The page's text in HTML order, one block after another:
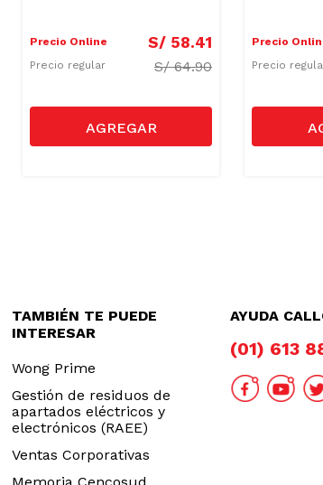
Precio Online S/ 58.41
Precio regular S/64.90
Precio
Precio
TAMBIÉN TE PUEDE
INTERESAR
Wong Prime
Gestión de residuos de
apartados eléctricos y
electrónicos (RAEE)
Ventas Corporativas
AYUDA
(01) 613